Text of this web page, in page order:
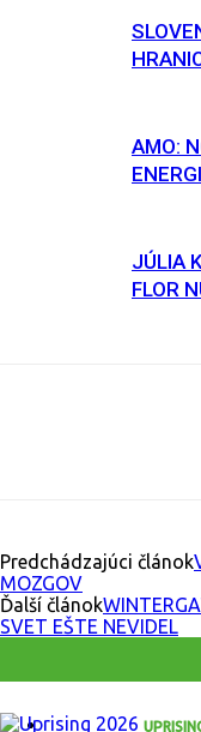
AMO:
JÚLIA
FLOR
Predchádzajúci článok
MOZGOV
Ďalší článok
SVET EŠTE NEVIDEL